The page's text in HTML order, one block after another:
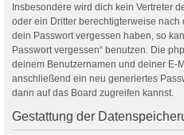
Insbesondere wird dich kein Vertreter
oder ein Dritter berechtigterweise
dein Passwort vergessen haben, so
Passwort vergessen“ benutzen. Die
deinem Benutzernamen und deiner E-
anschließend ein neu generiertes
dann auf das Board zugreifen kannst.
Gestattung der